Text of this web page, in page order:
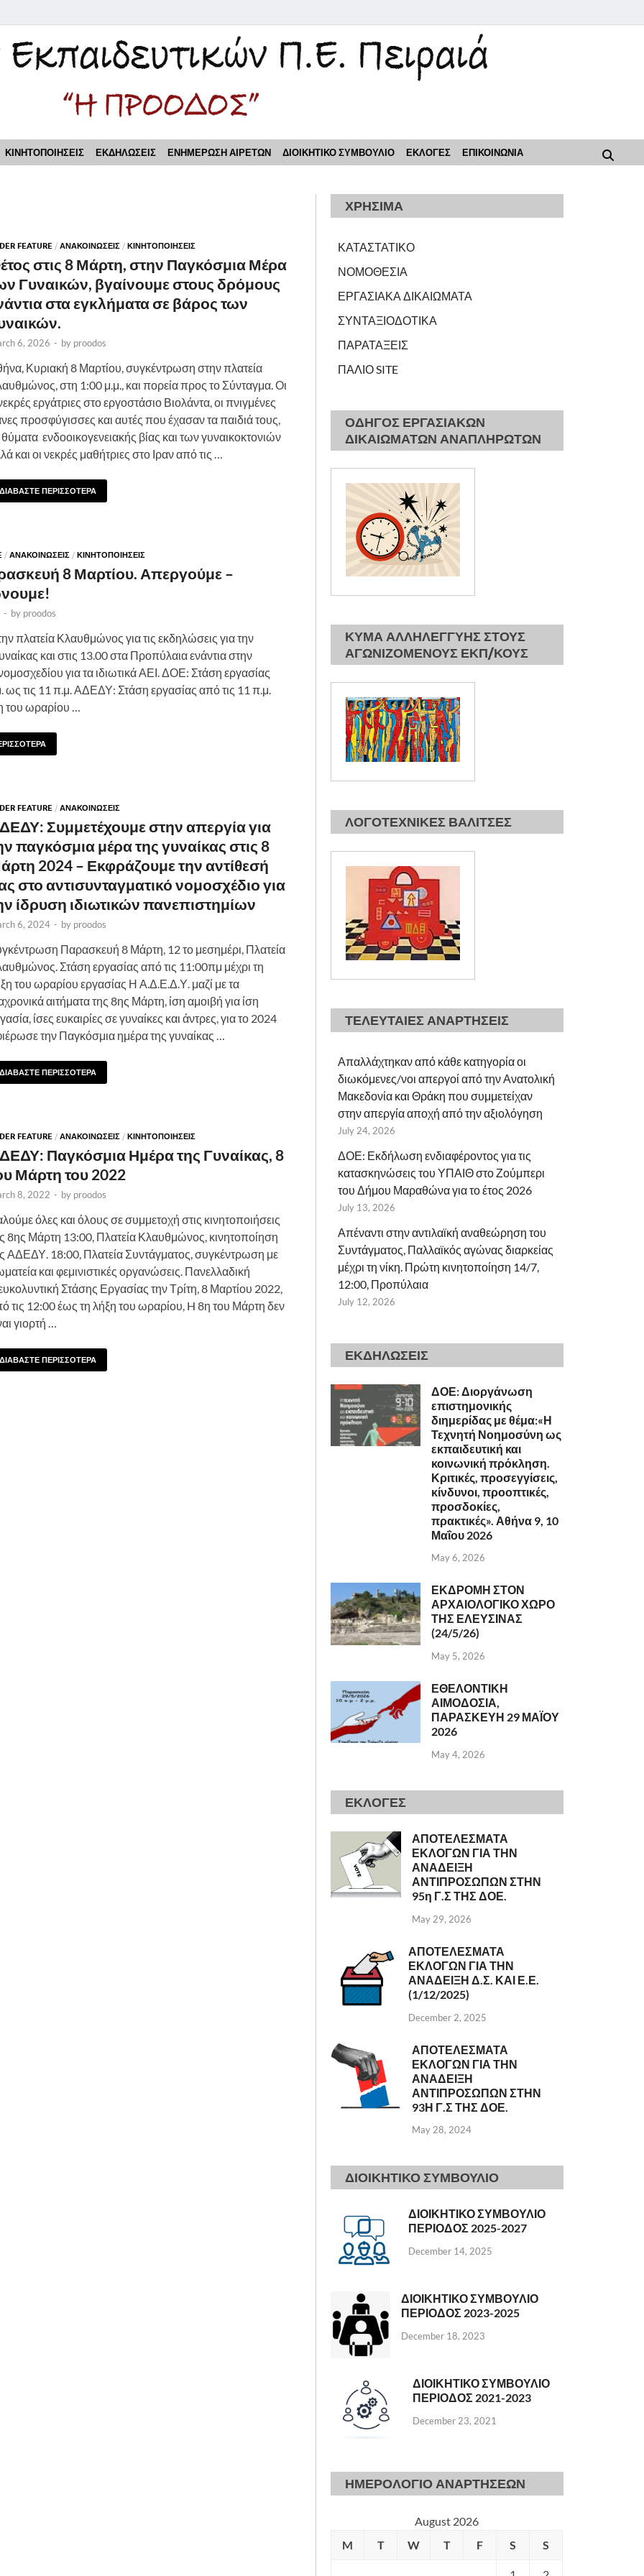
Π.Ε. Πειραιά "Η Πρόοδος"
ΚΙΝΗΤΟΠΟΙΗΣΕΙΣ ΕΚΔΗΛΩΣΕΙΣ ΕΝΗΜΕΡΩΣΗ ΑΙΡΕΤΩΝ ΔΙΟΙΚΗΤΙΚΟ ΣΥΜΒΟΥΛΙΟ ΕΚΛΟΓΕΣ ΕΠΙΚΟΙΝΩΝΙΑ
FEATURE / ΑΝΑΚΟΙΝΩΣΕΙΣ / ΚΙΝΗΤΟΠΟΙΗΣΕΙΣ
στις 8 Μάρτη, στην Παγκόσμια Μέρα
Γυναικών, βγαίνουμε στους δρόμους
στα εγκλήματα σε βάρος των
6, 2026 - by proodos
Κυριακή 8 Μαρτίου, συγκέντρωση στην πλατεία
στη 1:00 μ.μ., και πορεία προς το Σύνταγμα. Οι
εργάτριες στο εργοστάσιο Βιολάντα, οι πνιγμένες
προσφύγισσες και αυτές που έχασαν τα παιδιά τους,
θύματα ενδοοικογενειακής βίας και των γυναικοκτονιών
και οι νεκρές μαθήτριες στο Ιραν από τις …
ΔΙΑΒΑΣΤΕ ΠΕΡΙΣΣΟΤΕΡΑ
/ ΑΝΑΚΟΙΝΩΣΕΙΣ / ΚΙΝΗΤΟΠΟΙΗΣΕΙΣ
8 Μαρτίου. Απεργούμε –
- by proodos
πλατεία Κλαυθμώνος για τις εκδηλώσεις για την
και στις 13.00 στα Προπύλαια ενάντια στην
για τα ιδιωτικά ΑΕΙ. ΔΟΕ: Στάση εργασίας
ως τις 11 π.μ. ΑΔΕΔΥ: Στάση εργασίας από τις 11 π.μ.
του ωραρίου …
FEATURE / ΑΝΑΚΟΙΝΩΣΕΙΣ
Συμμετέχουμε στην απεργία για
παγκόσμια μέρα της γυναίκας στις 8
2024 – Εκφράζουμε την αντίθεσή
στο αντισυνταγματικό νομοσχέδιο για
ίδρυση ιδιωτικών πανεπιστημίων
6, 2024 - by proodos
Παρασκευή 8 Μάρτη, 12 το μεσημέρι, Πλατεία
Στάση εργασίας από τις 11:00πμ μέχρι τη
του ωραρίου εργασίας Η Α.Δ.Ε.Δ.Υ. μαζί με τα
αιτήματα της 8ης Μάρτη, ίση αμοιβή για ίση
ίσες ευκαιρίες σε γυναίκες και άντρες, για το 2024
την Παγκόσμια ημέρα της γυναίκας …
ΔΙΑΒΑΣΤΕ ΠΕΡΙΣΣΟΤΕΡΑ
FEATURE / ΑΝΑΚΟΙΝΩΣΕΙΣ / ΚΙΝΗΤΟΠΟΙΗΣΕΙΣ
Παγκόσμια Ημέρα της Γυναίκας, 8
Μάρτη του 2022
8, 2022 - by proodos
όλες και όλους σε συμμετοχή στις κινητοποιήσεις
8ης Μάρτη 13:00, Πλατεία Κλαυθμώνος, κινητοποίηση
ΑΔΕΔΥ. 18:00, Πλατεία Συντάγματος, συγκέντρωση με
και φεμινιστικές οργανώσεις. Πανελλαδική
Στάσης Εργασίας την Τρίτη, 8 Μαρτίου 2022,
τις 12:00 έως τη λήξη του ωραρίου, H 8η του Μάρτη δεν
γιορτή …
ΔΙΑΒΑΣΤΕ ΠΕΡΙΣΣΟΤΕΡΑ
ΧΡΗΣΙΜΑ
ΚΑΤΑΣΤΑΤΙΚΟ
ΝΟΜΟΘΕΣΙΑ
ΕΡΓΑΣΙΑΚΑ ΔΙΚΑΙΩΜΑΤΑ
ΣΥΝΤΑΞΙΟΔΟΤΙΚΑ
ΠΑΡΑΤΑΞΕΙΣ
ΠΑΛΙΟ SITE
ΟΔΗΓΟΣ ΕΡΓΑΣΙΑΚΩΝ
ΔΙΚΑΙΩΜΑΤΩΝ ΑΝΑΠΛΗΡΩΤΩΝ
ΚΥΜΑ ΑΛΛΗΛΕΓΓΥΗΣ ΣΤΟΥΣ
ΑΓΩΝΙΖΟΜΕΝΟΥΣ ΕΚΠ/ΚΟΥΣ
ΛΟΓΟΤΕΧΝΙΚΕΣ ΒΑΛΙΤΣΕΣ
ΤΕΛΕΥΤΑΙΕΣ ΑΝΑΡΤΗΣΕΙΣ
Απαλλάχτηκαν από κάθε κατηγορία οι
διωκόμενες/νοι απεργοί από την Ανατολική
Μακεδονία και Θράκη που συμμετείχαν
στην απεργία αποχή από την αξιολόγηση
July 24, 2026
ΔΟΕ: Εκδήλωση ενδιαφέροντος για τις
κατασκηνώσεις του ΥΠΑΙΘ στο Ζούμπερι
του Δήμου Μαραθώνα για το έτος 2026
July 13, 2026
Απέναντι στην αντιλαϊκή αναθεώρηση του
Συντάγματος, Παλλαϊκός αγώνας διαρκείας
μέχρι τη νίκη. Πρώτη κινητοποίηση 14/7,
12:00, Προπύλαια
July 12, 2026
ΕΚΔΗΛΩΣΕΙΣ
ΔΟΕ: Διοργάνωση
επιστημονικής
διημερίδας με θέμα:«Η
Τεχνητή Νοημοσύνη ως
εκπαιδευτική και
κοινωνική πρόκληση.
Κριτικές, προσεγγίσεις,
κίνδυνοι, προοπτικές,
προσδοκίες,
πρακτικές». Αθήνα 9, 10
Μαΐου 2026
May 6, 2026
ΕΚΔΡΟΜΗ ΣΤΟΝ
ΑΡΧΑΙΟΛΟΓΙΚΟ ΧΩΡΟ
ΤΗΣ ΕΛΕΥΣΙΝΑΣ
(24/5/26)
May 5, 2026
ΕΘΕΛΟΝΤΙΚΗ
ΑΙΜΟΔΟΣΙΑ,
ΠΑΡΑΣΚΕΥΗ 29 ΜΑΪΟΥ
2026
May 4, 2026
ΕΚΛΟΓΕΣ
ΑΠΟΤΕΛΕΣΜΑΤΑ
ΕΚΛΟΓΩΝ ΓΙΑ ΤΗΝ
ΑΝΑΔΕΙΞΗ
ΑΝΤΙΠΡΟΣΩΠΩΝ ΣΤΗΝ
95η Γ.Σ ΤΗΣ ΔΟΕ.
May 29, 2026
ΑΠΟΤΕΛΕΣΜΑΤΑ
ΕΚΛΟΓΩΝ ΓΙΑ ΤΗΝ
ΑΝΑΔΕΙΞΗ Δ.Σ. ΚΑΙ Ε.Ε.
(1/12/2025)
December 2, 2025
ΑΠΟΤΕΛΕΣΜΑΤΑ
ΕΚΛΟΓΩΝ ΓΙΑ ΤΗΝ
ΑΝΑΔΕΙΞΗ
ΑΝΤΙΠΡΟΣΩΠΩΝ ΣΤΗΝ
93Η Γ.Σ ΤΗΣ ΔΟΕ.
May 28, 2024
ΔΙΟΙΚΗΤΙΚΟ ΣΥΜΒΟΥΛΙΟ
ΔΙΟΙΚΗΤΙΚΟ ΣΥΜΒΟΥΛΙΟ
ΠΕΡΙΟΔΟΣ 2025-2027
December 14, 2025
ΔΙΟΙΚΗΤΙΚΟ ΣΥΜΒΟΥΛΙΟ
ΠΕΡΙΟΔΟΣ 2023-2025
December 18, 2023
ΔΙΟΙΚΗΤΙΚΟ ΣΥΜΒΟΥΛΙΟ
ΠΕΡΙΟΔΟΣ 2021-2023
December 23, 2021
ΗΜΕΡΟΛΟΓΙΟ ΑΝΑΡΤΗΣΕΩΝ
August 2026
M
T W T F S S